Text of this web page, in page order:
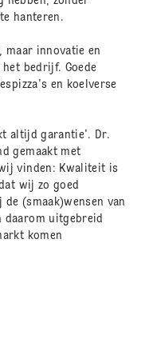
hanteren.
maar innovatie en
bedrijf. Goede
en koelverse
altijd garantie'. Dr.
gemaakt met
vinden: Kwaliteit is
wij zo goed
(smaak)wensen van
daarom uitgebreid
komen